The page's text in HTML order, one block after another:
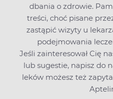
dbania o zdrowie.
treści, choć pisane
zastąpić wizyty u
podejmowania
Jeśli zainteresował Cię
lub sugestie, napisz do
leków możesz też